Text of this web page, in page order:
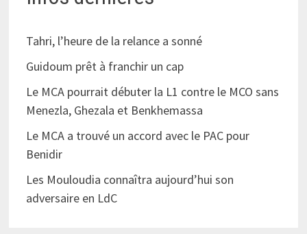
Tahri, l’heure de la relance a sonné
Guidoum prêt à franchir un cap
Le MCA pourrait débuter la L1 contre le MCO sans
Menezla, Ghezala et Benkhemassa
Le MCA a trouvé un accord avec le PAC pour
Benidir
Les Mouloudia connaîtra aujourd’hui son
adversaire en LdC